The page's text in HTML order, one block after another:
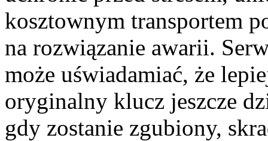
kosztownym transportem
na rozwiązanie awarii.
może uświadamiać, że
oryginalny klucz jeszcze
gdy zostanie zgubiony,